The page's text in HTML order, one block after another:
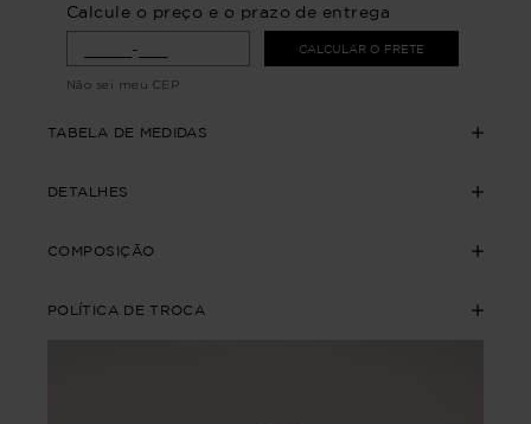
Calcule o preço e o prazo de entrega
CALCULAR O FRETE
Não sei meu CEP
TABELA DE MEDIDAS
DETALHES
COMPOSIÇÃO
POLÍTICA DE TROCA